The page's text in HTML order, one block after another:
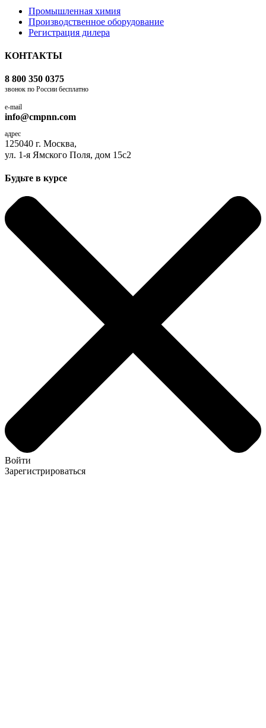
Промышленная химия
Производственное оборудование
Регистрация дилера
КОНТАКТЫ
8 800 350 0375
звонок по России бесплатно
e-mail
info@cmpnn.com
адрес
125040 г. Москва,
ул. 1-я Ямского Поля, дом 15с2
Будьте в курсе
Войти
Зарегистрироваться